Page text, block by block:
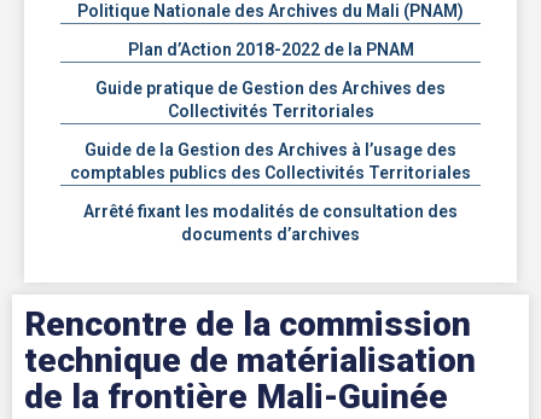
Politique Nationale des Archives du Mali (PNAM)
Plan d’Action 2018-2022 de la PNAM
Guide pratique de Gestion des Archives des
Collectivités Territoriales
Guide de la Gestion des Archives à l’usage des
comptables publics des Collectivités Territoriales
Arrêté fixant les modalités de consultation des
documents d’archives
Rencontre de la commission
technique de matérialisation
de la frontière Mali-Guinée